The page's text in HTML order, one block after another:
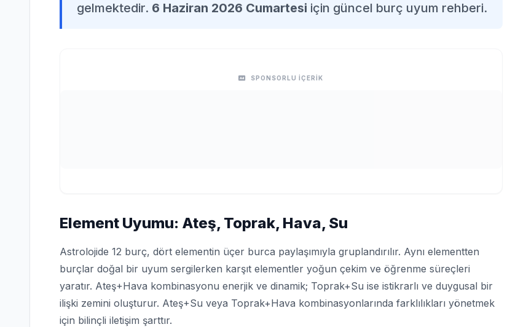
gelmektedir. 6 Haziran 2026 Cumartesi için güncel burç uyum rehberi.
SPONSORLU İÇERİK
Element Uyumu: Ateş, Toprak, Hava, Su
Astrolojide 12 burç, dört elementin üçer burca paylaşımıyla gruplandırılır. Aynı elementten
burçlar doğal bir uyum sergilerken karşıt elementler yoğun çekim ve öğrenme süreçleri
yaratır. Ateş+Hava kombinasyonu enerjik ve dinamik; Toprak+Su ise istikrarlı ve duygusal bir
ilişki zemini oluşturur. Ateş+Su veya Toprak+Hava kombinasyonlarında farklılıkları yönetmek
için bilinçli iletişim şarttır.